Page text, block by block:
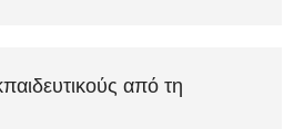
από τη